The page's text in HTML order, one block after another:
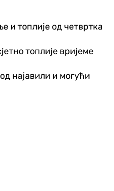
и топлије од четвртка
топлије вријеме
најавили и могући